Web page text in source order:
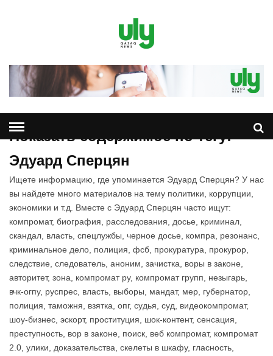
Показать содержимое по тегу:
Эдуард Сперцян
Ищете информацию, где упоминается Эдуард Сперцян? У нас
вы найдете много материалов на тему политики, коррупции,
экономики и т.д. Вместе с Эдуард Сперцян часто ищут:
компромат, биография, расследования, досье, криминал,
скандал, власть, спецлужбы, черное досье, компра, резонанс,
криминальное дело, полиция, фсб, прокуратура, прокурор,
следствие, следователь, аноним, зачистка, воры в законе,
авторитет, зона, компромат ру, компромат групп, незыгарь,
вчк-огпу, руспрес, власть, выборы, мандат, мер, губернатор,
полиция, таможня, взятка, опг, судья, суд, видеокомпромат,
шоу-бизнес, эскорт, проституция, шок-контент, сенсация,
преступность, вор в законе, поиск, веб компромат, компромат
2.0, улики, доказательства, скелеты в шкафу, гласность,